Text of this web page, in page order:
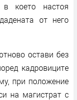
което настоя
от него
остави без
кадровиците
при положение
на магистрат с